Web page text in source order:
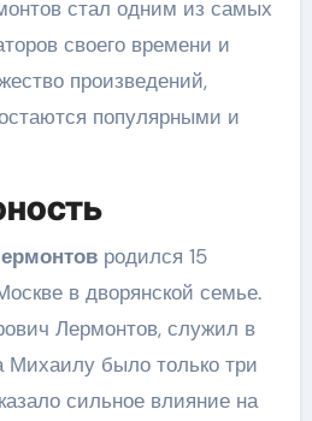
стал одним из самых
своего времени и
произведений,
популярными и
родился 15
в дворянской семье.
Лермонтов, служил в
Михаилу было только три
сильное влияние на